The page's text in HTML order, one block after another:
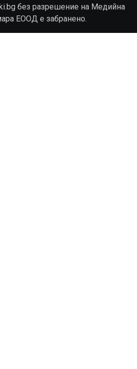
без разрешение на Медийна
ЕООД е забранено.